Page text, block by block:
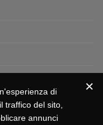
di
traffico del sito,
annunci